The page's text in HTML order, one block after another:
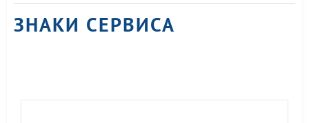
ЗНАКИ СЕРВИСА